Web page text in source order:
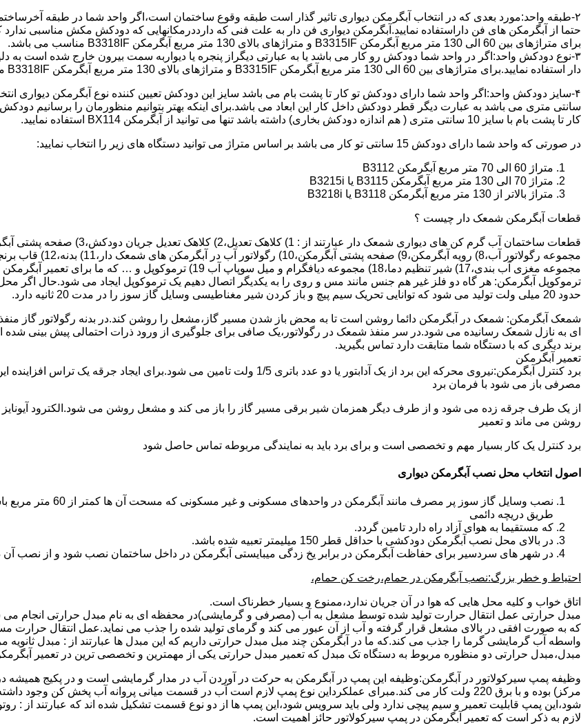
حتما از آبگرمکن های فن داراستفاده نمایید.آبگرمکن دیواری فن دار به علت فنی که دارددرمکانهایی که دودکش مکش مناسبی
برای متراژهای بین 60 الی 130 متر مربع آبگرمکن B3315IF و متراژهای بالای 130 متر مربع آبگرمکن B3318IF مناسب می باشد.
۳-نوع دودکش واحد:اگر در واحد شما دودکش رو کار می باشد یا به عبارتی دیگراز پنجره یا دیواربه سمت بیرون خارج شده است به
دار استفاده نمایید.برای متراژهای بین 60 الی 130 متر مربع آبگرمکن B3315IF و متراژهای بالای 130 متر مربع آبگرمکن B3318IF مناسب می باشد.
کار تا پشت بام با سایز 10 سانتی متری ( هم اندازه دودکش بخاری) داشته باشد تنها می توانید از آبگرمکن BX114 استفاده نمایید.
در صورتی که واحد شما دارای دودکش 15 سانتی تو کار می باشد بر اساس متراژ می توانید دستگاه های زیر را انتخاب نمایید:
متراژ 60 الی 70 متر مربع آبگرمکن B3112
متراژ 70 الی 130 متر مربع آبگرمکن B3115 یا B3215i
متراژ بالاتر از 130 متر مربع آبگرمکن B3118 یا B3218i
قطعات آبگرمکن شمعک دار چیست ؟
مجموعه مغزی آب بندی،17) شیر تنظیم دما،18) مجموعه دیافگرام و میل سوپاپ آب 19) ترموکوپل و … که ما برای تعمیر آبگرمکن باید به نمایندگی های مجاز همان برند تماس حاصل فرمایید.
ترموکوپل آبگرمکن: هر گاه دو فلز غیر هم جنس مانند مس و روی را به یکدیگر اتصال دهیم یک ترموکوپل ایجاد می شود.حال اگر
حدود 20 میلی ولت تولید می شود که توانایی تحریک سیم پیچ و باز کردن شیر مغناطیسی وسایل گاز سوز را در مدت 20 ثانیه دارد.
شمعک آبگرمکن: شمعک در آبگرمکن دائما روشن است تا به محض باز شدن مسیر گاز،مشعل را روشن کند.در بدنه رگولاتور گاز
ای به نازل شمعک رسانیده می شود.در سر منفذ شمعک در رگولاتور،یک صافی برای جلوگیری از ورود ذرات احتمالی پیش بینی شده
برند دیگری که با دستگاه شما متابقت دارد تماس بگیرید.
تعمیر آبگرمکن
مصرفی باز می شود با فرمان برد
از یک طرف جرقه زده می شود و از طرف دیگر همزمان شیر برقی مسیر گاز را باز می کند و مشعل روشن می شود.الکترود
روشن می ماند و تعمیر
برد کنترل یک کار بسیار مهم و تخصصی است و برای برد باید به نمایندگی مربوطه تماس حاصل شود
اصول انتخاب محل نصب آبگرمکن دیواری
نصب وسایل گاز سوز پر
طریق دریچه دائمی
که مستقیما به هوای آزاد راه دارد تامین گردد.
در بالای محل نصب آبگرمکن دودکشی با حداقل قطر 150 میلیمتر تعبیه شده باشد.
در شهر های سردسیر برای حفاظت آبگرمکن در برابر یخ زدگی میبایستی آبگرمکن در داخل ساختمان نصب شود و از نصب آن
احتیاط و خطر بزرگ:نصب آبگرمکن در حمام،رخت کن حمام،
اتاق خواب و کلیه محل هایی که هوا در آن جریان ندارد،ممنوع و بسیار خطرناک است.
مبدل حرارتی عمل انتقال حرارت تولید شده توسط مشعل به آب (مصرفی و گرمایشی)در محفظه ای به نام مبدل حرارتی
که به صورت افقی در بالای مشعل قرار گرفته و آب از آن عبور می کند و گرمای تولید شده را جذب می نماید.عمل انتقال
واسطه آب گرمایشی گرما را جذب می کند.که ما در آبگرمکن چند مبل مبدل حرارتی داریم که این مبدل ها عبارتند از : مبدل
مبدل،مبدل حرارتی دو منظوره مربوط به دستگاه تک مبدل که تعمیر مبدل حرارتی یکی از مهمترین و تخصصی ترین در تعمیر
وظیفه پمپ سیرکولاتور در آبگرمکن:وظیفه این پمپ در آبگرمکن به حرکت در آوردن آب در مدار گرمایشی است و در پکیج همیشه
مرکز) بوده و با برق 220 ولت کار می کند.مبرای عملکرداین نوع پمپ لازم است آب در قسمت میانی پروانه آب پخش
شود،این پمپ قابلیت تعمیر و سیم پیچی ندارد ولی باید سرویس شود،این پمپ ها از دو نوع قسمت تشکیل شده اند که عبارتند از
لازم به ذکر است که تعمیر آبگرمکن در پمپ سیرکولاتور حائز اهمیت است.